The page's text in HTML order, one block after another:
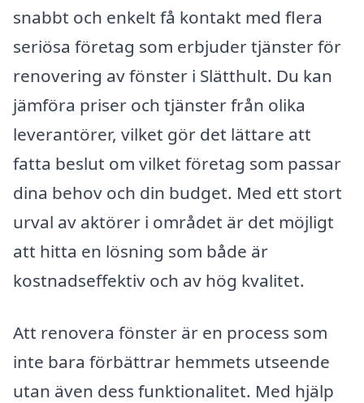
snabbt och enkelt få kontakt med flera
seriösa företag som erbjuder tjänster för
renovering av fönster i Slätthult. Du kan
jämföra priser och tjänster från olika
leverantörer, vilket gör det lättare att
fatta beslut om vilket företag som passar
dina behov och din budget. Med ett stort
urval av aktörer i området är det möjligt
att hitta en lösning som både är
kostnadseffektiv och av hög kvalitet.
Att renovera fönster är en process som
inte bara förbättrar hemmets utseende
utan även dess funktionalitet. Med hjälp